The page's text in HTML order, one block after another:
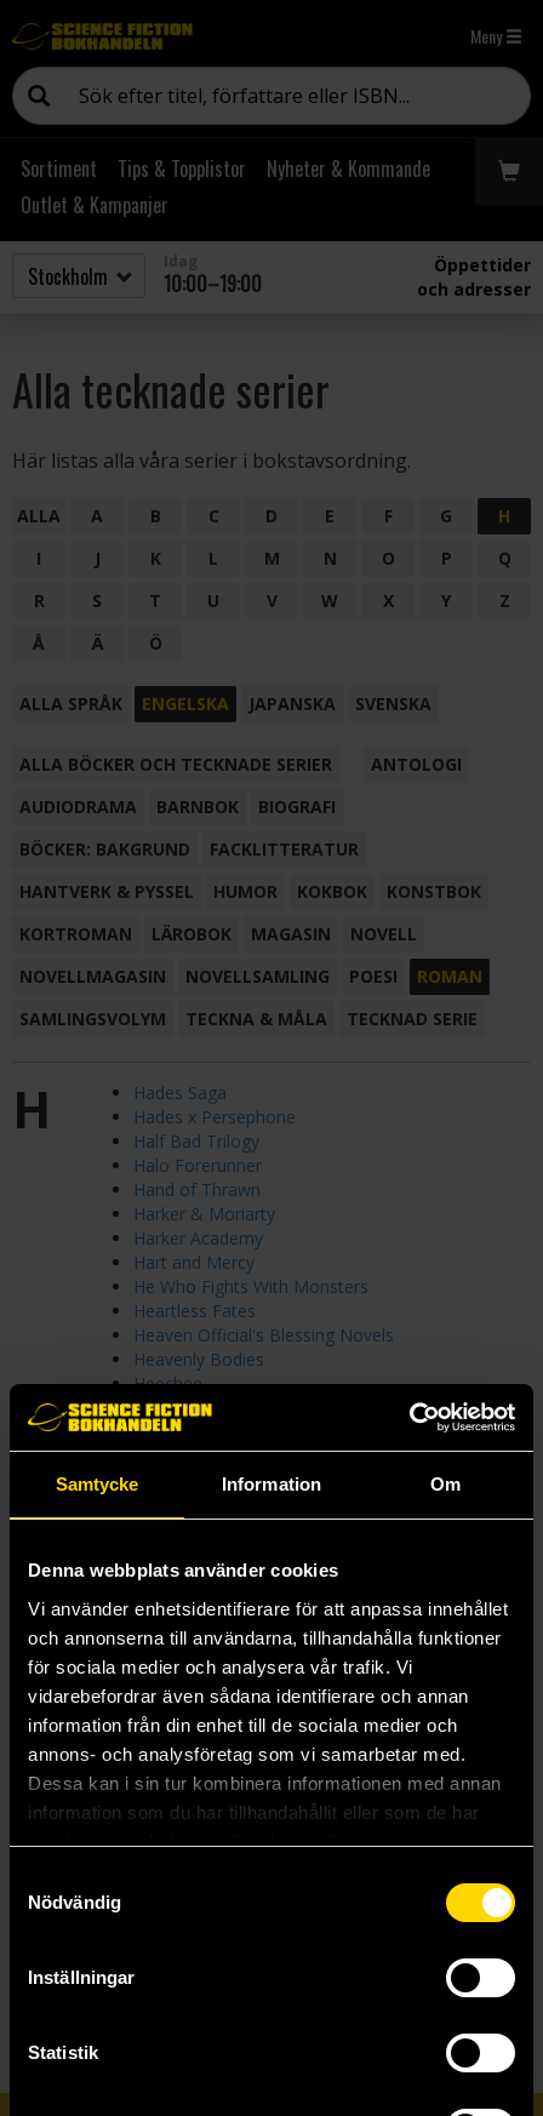
Samtycke Information Om
Denna webbplats använder cookies
Vi använder enhetsidentifierare för att anpassa innehållet
och annonserna till användarna, tillhandahålla funktioner
för sociala medier och analysera vår trafik. Vi
vidarebefordrar även sådana identifierare och annan
information från din enhet till de sociala medier och
annons- och analysföretag som vi samarbetar med.
Dessa kan i sin tur kombinera informationen med annan
information som du har tillhandahållit eller som de har
samlat in när du har använt deras tjänster.
Nödvändig
Inställningar
Statistik
Meny
Sortiment Tips & Topplistor
Nyheter & Kommande
Outlet & Kampanjer
10:00–19:00
Öppettider
och adresser
Alla tecknade serier
Här listas alla våra serier i bokstavsordning.
ALLA A B C D E F G
H
I
J K L M N O P
Q
R
S T U V W X Y
Z
Å
Ä Ö
ALLA SPRÅK ENGELSKA JAPANSKA SVENSKA
ALLA BÖCKER OCH TECKNADE SERIER
ANTOLOGI
AUDIODRAMA
BARNBOK
BIOGRAFI
BÖCKER: BAKGRUND
FACKLITTERATUR
HANTVERK & PYSSEL
HUMOR KOKBOK
KONSTBOK
KORTROMAN
LÄROBOK MAGASIN
NOVELL
NOVELLMAGASIN
NOVELLSAMLING POESI
ROMAN
SAMLINGSVOLYM
TECKNA & MÅLA TECKNAD SERIE
H
Hades Saga
Hades x Persephone
Half Bad Trilogy
Halo Forerunner
Hand of Thrawn
Harker & Moriarty
Harker Academy
Hart and Mercy
He Who Fights With Monsters
Heartless Fates
Heaven Official's Blessing Novels
Heavenly Bodies
Heechee
Heir
Hell Bent
Hell's Library
Hench
Hiero
High School DXD Light Novels
Hinder Stars
His Dark Materials
Hitch Hiker
Hoid's Travails
Holly Gibney
Hospital
House of Devils
House of Marionne
House of the Dead
How to Survive Camping